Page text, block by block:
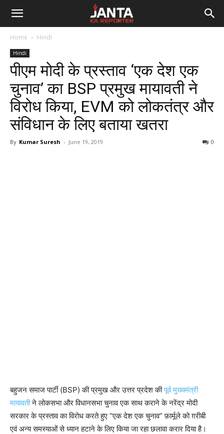
Janta
Reporter
Home Hindi
Hindi
पीएम मोदी के प्रस्ताव ‘एक देश एक
चुनाव’ का BSP प्रमुख मायावती ने
विरोध किया, EVM को लोकतंत्र और
संविधान के लिए बताया खतरा
By Kumar Suresh - June 19, 2019 0
बहुजन समाज पार्टी (BSP) की प्रमुख और उत्तर प्रदेश कीपूर्व मुख्यमंत्री
मायावतीने लोकसभा और विधानसभा चुनाव एक साथ कराने के नरेंद्र मोदी
सरकार के प्रस्ताव का विरोध करते हुए “एक देश एक चुनाव” फ़ार्मूले को ग़रीबी
एवं अन्य समस्याओं से ध्यान हटाने के लिए किया जा रहा छलावा करार दिया है।